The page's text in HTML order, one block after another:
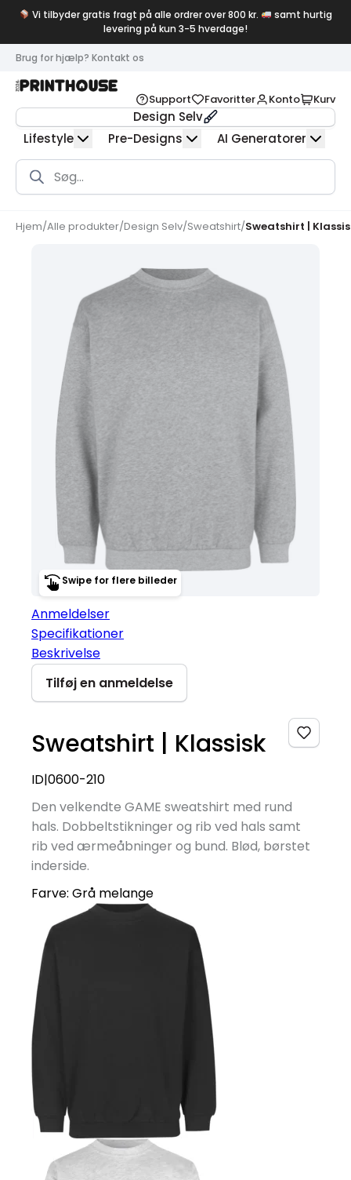
Vi tilbyder gratis fragt på alle ordrer over 800 kr.
samt hurtig
levering på kun 3-5 hverdage!
Brug for hjælp? Kontakt os
Support Favoritter Konto Kurv
Design Selv
Lifestyle
Pre-Designs AI Generatorer
Products
search
Hjem/Alle produkter/Design Selv/Sweatshirt/Sweatshirt |
Swipe for flere billeder
Anmeldelser
Specifikationer
Beskrivelse
Tilføj en anmeldelse
Sweatshirt | Klassisk
ID|0600-210
Den velkendte GAME sweatshirt med rund
hals. Dobbeltstikninger og rib ved hals samt
rib ved ærmeåbninger og bund. Blød, børstet
inderside.
Farve: Grå melange